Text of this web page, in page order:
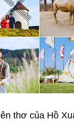
thơ của Hồ